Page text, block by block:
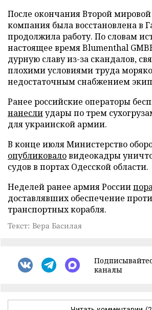
После окончания Второй
компания была восстановлена в
продолжила работу. По словам
настоящее время Blumenthal
дурную славу из-за скандалов,
плохими условиями труда
недостаточным снабжением
Ранее российские операторы
нанеслиудары по трем
для украинской армии.
В конце июля Министерство
опубликоваловидеокадры
судов в портах Одесской области.
Неделей ранее армия России
доставлявших обеспечение
транспортных корабля.
Текст: Вера Басилая
каналы